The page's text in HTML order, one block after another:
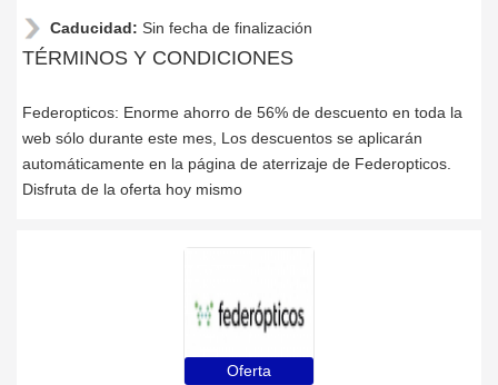
Caducidad: Sin fecha de finalización
TÉRMINOS Y CONDICIONES
Federopticos: Enorme ahorro de 56% de descuento en toda la
web sólo durante este mes, Los descuentos se aplicarán
automáticamente en la página de aterrizaje de Federopticos.
Disfruta de la oferta hoy mismo
Oferta